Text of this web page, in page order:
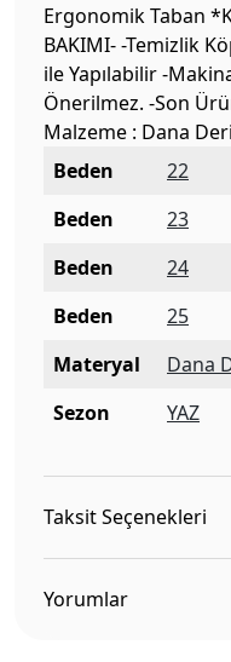
Ergonomik Taban
BAKIMI- -Temizlik
ile Yapılabilir -
Önerilmez. -Son
Malzeme : Dana
Beden
22
Beden
23
Beden
24
Beden
25
Materyal
Dana
Sezon
YAZ
Taksit Seçenekleri
Yorumlar